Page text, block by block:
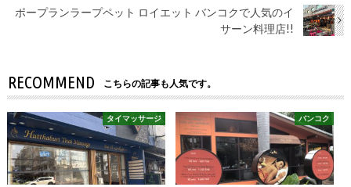
ポープランラープペット ロイエット バンコクで人気のイ
サーン料理店!!
RECOMMEND こちらの記事も人気です。
タイマッサージ バンコク